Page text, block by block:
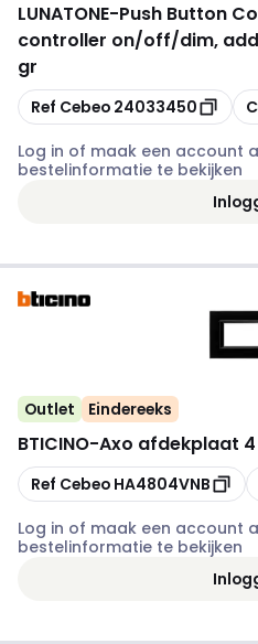
LUNATONE-Push Button
controller on/off/dim,
gr
Kopiëren
Ref Cebeo 24033450
Log in of maak een account
bestelinformatie te bekijken
Outlet Eindereeks
BTICINO-Axo afdekplaat
Kopiëren
Ref Cebeo HA4804VNB
Log in of maak een account
bestelinformatie te bekijken